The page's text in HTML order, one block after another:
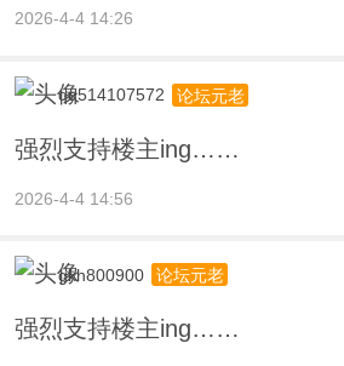
2026-4-4 14:26
qq514107572 论坛元老
强烈支持楼主ing……
2026-4-4 14:56
gkh800900 论坛元老
强烈支持楼主ing……